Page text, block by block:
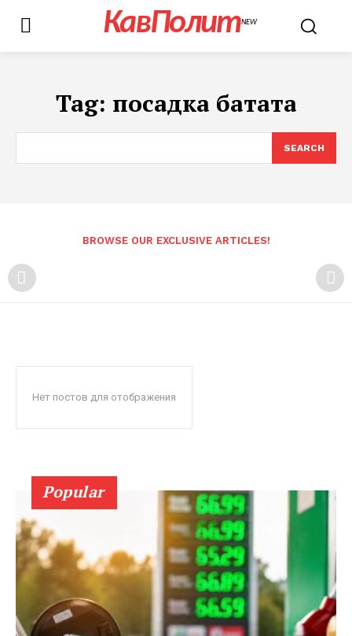
КавПолитNEW
Tag: посадка батата
SEARCH
BROWSE OUR EXCLUSIVE ARTICLES!
Нет постов для отображения
Popular